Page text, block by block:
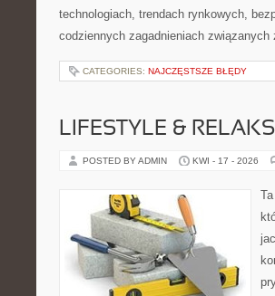
technologiach, trendach rynkowych,
codziennych zagadnieniach
CATEGORIES: NAJCZĘSTSZE BŁĘDY
LIFESTYLE & RELAKS
POSTED BY ADMIN KWI - 17 - 2026